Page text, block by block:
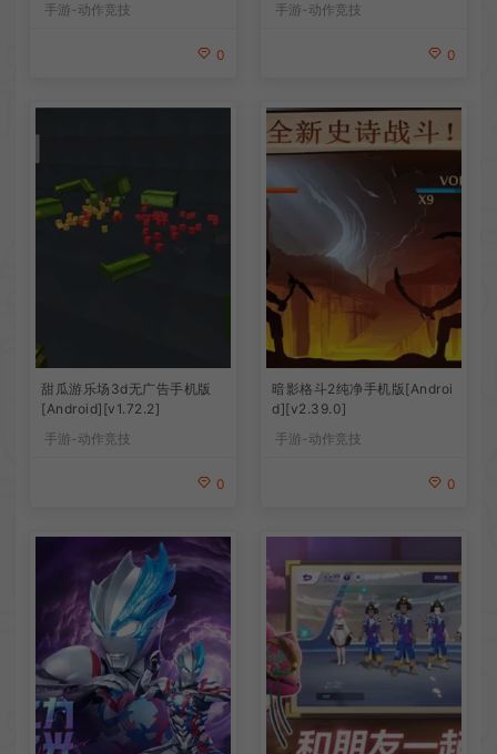
手游-动作竞技
0
手游-动作竞技
0
甜瓜游乐场3d无广告手机版
[Android][v1.72.2]
手游-动作竞技
0
暗影格斗2纯净手机版[Androi
d][v2.39.0]
手游-动作竞技
0